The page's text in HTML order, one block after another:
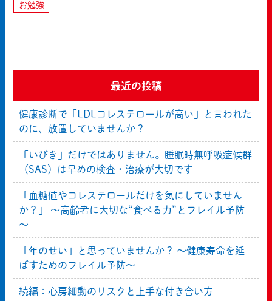
お勉強
最近の投稿
健康診断で「LDLコレステロールが高い」と言われた
のに、放置していませんか？
「いびき」だけではありません。睡眠時無呼吸症候群
（SAS）は早めの検査・治療が大切です
「血糖値やコレステロールだけを気にしていません
か？」 ～高齢者に大切な“食べる力”とフレイル予防
～
「年のせい」と思っていませんか？ ～健康寿命を延
ばすためのフレイル予防～
続編：心房細動のリスクと上手な付き合い方